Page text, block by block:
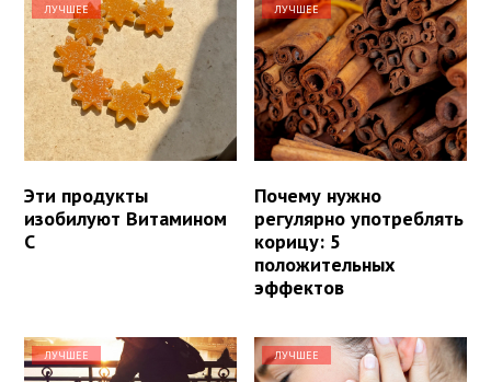
ЛУЧШЕЕ
Эти продукты
изобилуют Витамином
С
ЛУЧШЕЕ
Почему нужно
регулярно употреблять
корицу: 5
положительных
эффектов
ЛУЧШЕЕ ЛУЧШЕЕ